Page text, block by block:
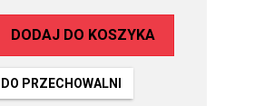
DODAJ DO KOSZYKA
PRZECHOWALNI